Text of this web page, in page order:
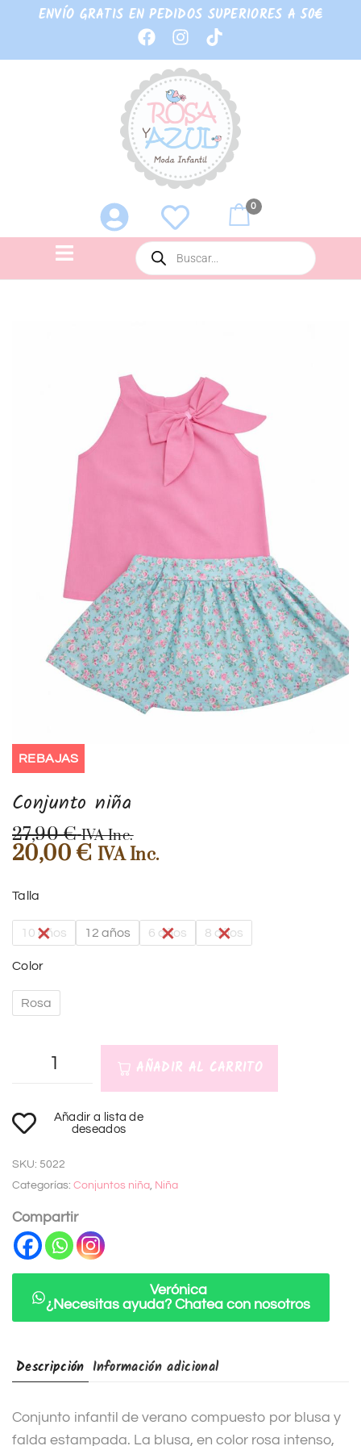
ENVÍO GRATIS EN PEDIDOS SUPERIORES A 50€
0
REBAJAS
Conjunto niña
27,90€ IVA Inc.
20,00€ IVA Inc.
Talla
10 años 12 años 6 años 8 años
Color
Rosa
AÑADIR AL CARRITO
l
e
r
n
a
Añadir a lista de
deseados
SKU: 5022
Categorías: Conjuntos niña, Niña
Compartir
Verónica
¿Necesitas ayuda? Chatea con nosotros
Descripción Información adicional
Conjunto infantil de verano compuesto por blusa y
falda estampada. La blusa, en color rosa intenso,